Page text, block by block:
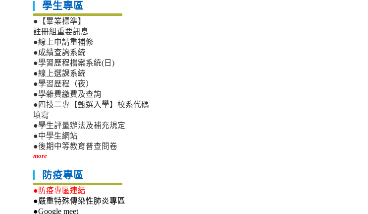
學生專區
●【畢業標準】
註冊組重要訊息
●線上申請重補修
●成績查詢系統
●學習歷程檔案系統(日)
●線上選課系統
●學習歷程（夜）
●學雜費繳費及查詢
●四技二專【甄選入學】校系代碼
填寫
●學生評量辦法及補充規定
●中學生網站
●後期中等教育普查問卷
more
防疫專區
●防疫專區連結
●嚴重特殊傳染性肺炎專區
●Google meet